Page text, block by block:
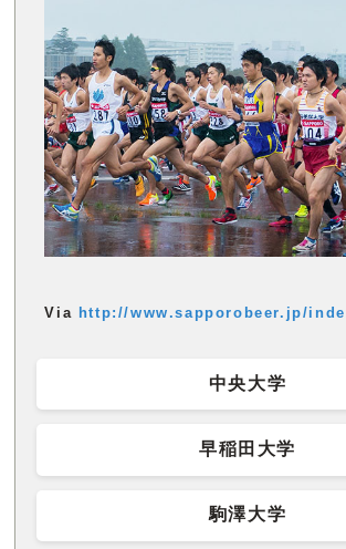
Via http://www.sapporobeer.jp/
中央大学
早稲田大学
駒澤大学